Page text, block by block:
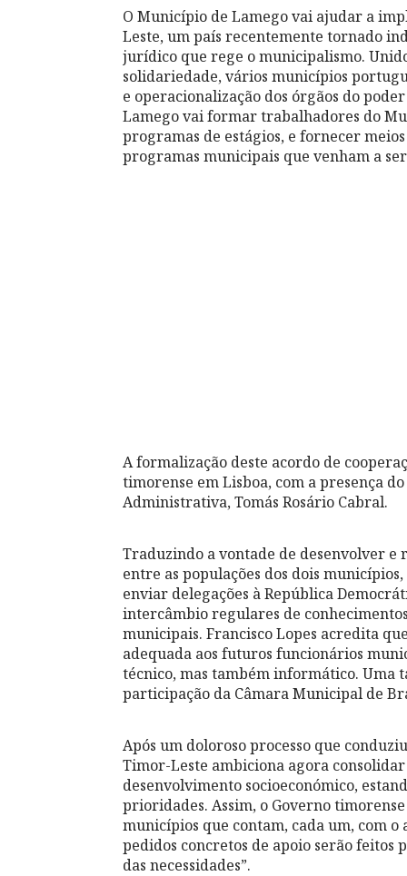
O Município de Lamego vai ajudar a
Leste, um país recentemente tornado
jurídico que rege o municipalismo.
solidariedade, vários municípios
e operacionalização dos órgãos do
Lamego vai formar trabalhadores do
programas de estágios, e fornecer
programas municipais que venham a
A formalização deste acordo de
timorense em Lisboa, com a presença
Administrativa, Tomás Rosário Cabral.
Traduzindo a vontade de desenvolver e
entre as populações dos dois
enviar delegações à República
intercâmbio regulares de
municipais. Francisco Lopes acredita
adequada aos futuros funcionários
técnico, mas também informático. Uma
participação da Câmara Municipal de
Após um doloroso processo que
Timor-Leste ambiciona agora
desenvolvimento socioeconómico,
prioridades. Assim, o Governo
municípios que contam, cada um, com
pedidos concretos de apoio serão feitos
das necessidades”.